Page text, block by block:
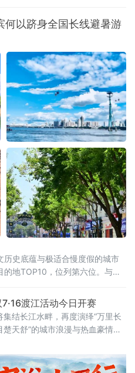
何以跻身全国长线避暑游
史底蕴与极适合慢度假的城市
地TOP10，位列第六位。与此
牌在这个夏天格外耀眼。“天然
“炙烤”模式，哈尔滨的清凉堪
渡江活动今日开赛
集结长江水畔，再度演绎“万里长
天舒”的城市浪漫与热血豪情。
队横渡两个项目，兼顾专业竞技
性。参赛选手均在武昌汉阳门1号